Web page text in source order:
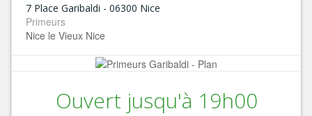
7 Place Garibaldi - 06300 Nice
Primeurs
Nice le Vieux Nice
Ouvert jusqu'à 19h00